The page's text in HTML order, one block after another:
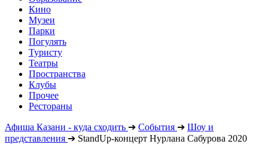
Кино
Музеи
Парки
Погулять
Туристу
Театры
Пространства
Клубы
Прочее
Рестораны
Афиша Казани - куда сходить ➔ События ➔ Шоу и
представления ➔ StandUp-концерт Нурлана Сабурова 2020